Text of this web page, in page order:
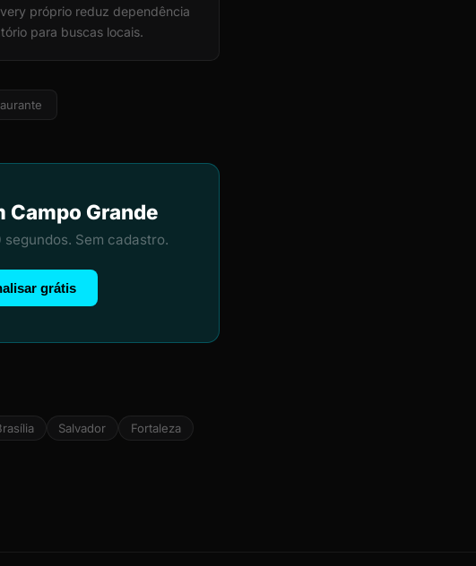
próprio reduz dependência
para buscas locais.
Campo Grande
Sem cadastro.
grátis
Salvador
Fortaleza